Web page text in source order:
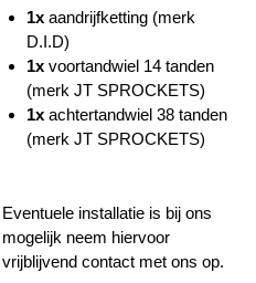
1x aandrijfketting (merk
D.I.D)
1x voortandwiel 14 tanden
(merk JT SPROCKETS)
1x achtertandwiel 38 tanden
(merk JT SPROCKETS)
Eventuele installatie is bij ons
mogelijk neem hiervoor
vrijblijvend contact met ons op.